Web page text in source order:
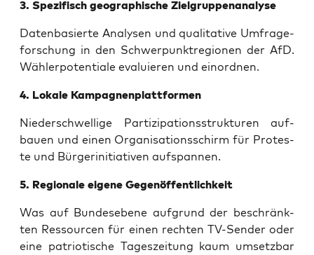
3. Spe­zi­fisch geo­gra­phi­sche Zielgruppenanalyse
Daten­ba­sier­te Ana­ly­sen und qua­li­ta­ti­ve Umfra­ge­
for­schung in den Schwer­punkt­re­gio­nen der AfD.
Wäh­ler­po­ten­tia­le eva­lu­ie­ren und einordnen.
4. Loka­le Kampagnenplattformen
Nie­der­schwel­li­ge Par­ti­zi­pa­ti­ons­struk­tu­ren auf­
bau­en und einen Orga­ni­sa­ti­ons­schirm für Pro­tes­
te und Bür­ger­initia­ti­ven aufspannen.
5. Regio­na­le eige­ne Gegenöffentlichkeit
Was auf Bun­des­ebe­ne auf­grund der beschränk­
ten Res­sour­cen für einen rech­ten TV-Sen­der oder
eine patrio­ti­sche Tages­zei­tung kaum umsetz­bar